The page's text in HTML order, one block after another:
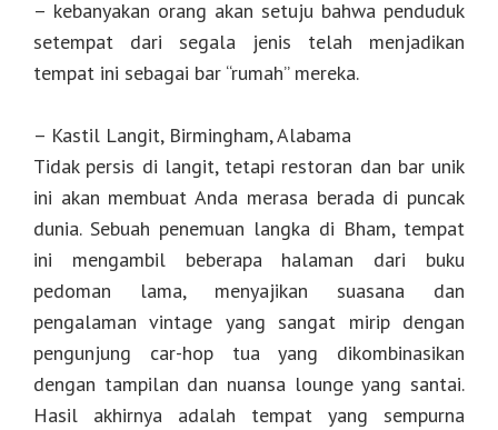
– kebanyakan orang akan setuju bahwa penduduk
setempat dari segala jenis telah menjadikan
tempat ini sebagai bar “rumah” mereka.
– Kastil Langit, Birmingham, Alabama
Tidak persis di langit, tetapi restoran dan bar unik
ini akan membuat Anda merasa berada di puncak
dunia. Sebuah penemuan langka di Bham, tempat
ini mengambil beberapa halaman dari buku
pedoman lama, menyajikan suasana dan
pengalaman vintage yang sangat mirip dengan
pengunjung car-hop tua yang dikombinasikan
dengan tampilan dan nuansa lounge yang santai.
Hasil akhirnya adalah tempat yang sempurna